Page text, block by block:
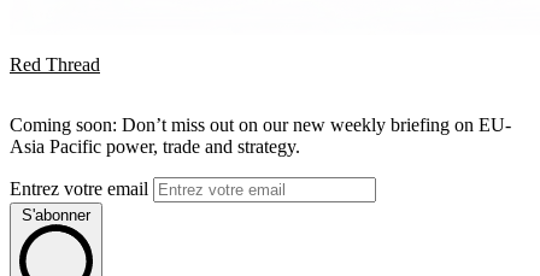
Red Thread
Coming soon: Don’t miss out on our new weekly briefing on EU-
Asia Pacific power, trade and strategy.
Entrez votre email
S'abonner